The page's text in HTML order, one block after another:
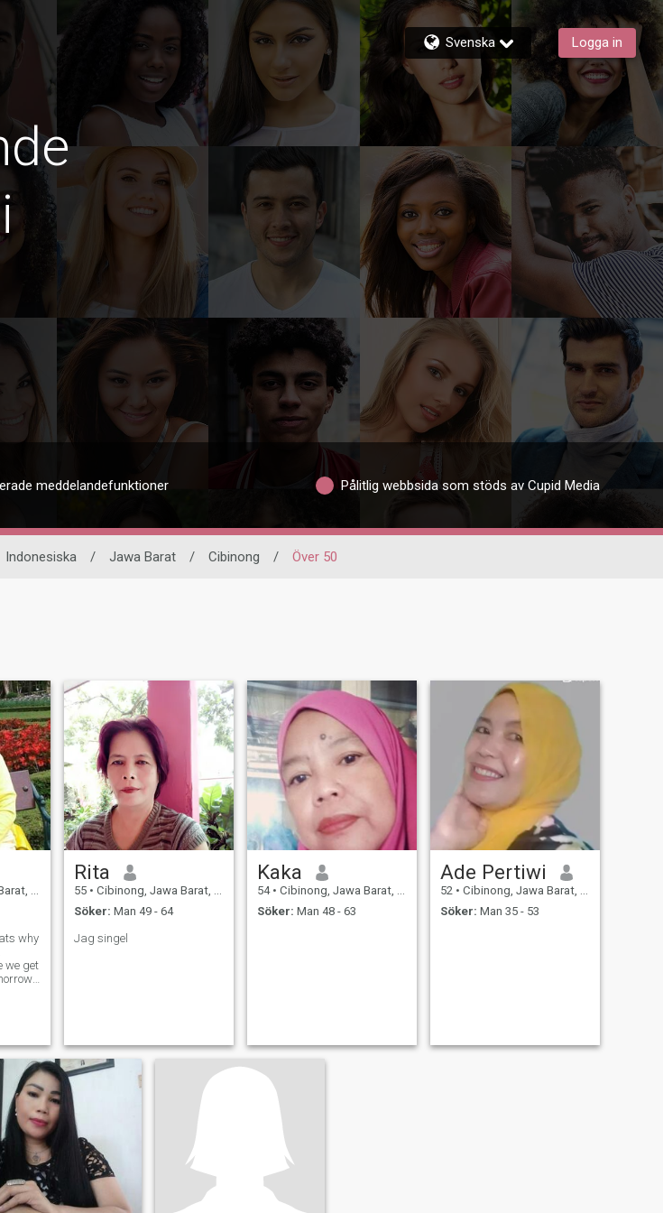
Svenska Logga in
meddelandefunktioner Pålitlig webbsida som stöds av Cupid Media
Indonesiska / Jawa Barat / Cibinong / Över 50
why
we get
Rita
55 • Cibinong, Jawa Barat, Indonesien
Söker: Man 49 - 64
Jag singel
Kaka
54 • Cibinong, Jawa Barat, Indonesien
Söker: Man 48 - 63
Ade Pertiwi
52 • Cibinong, Jawa Barat, Indonesien
Söker: Man 35 - 53